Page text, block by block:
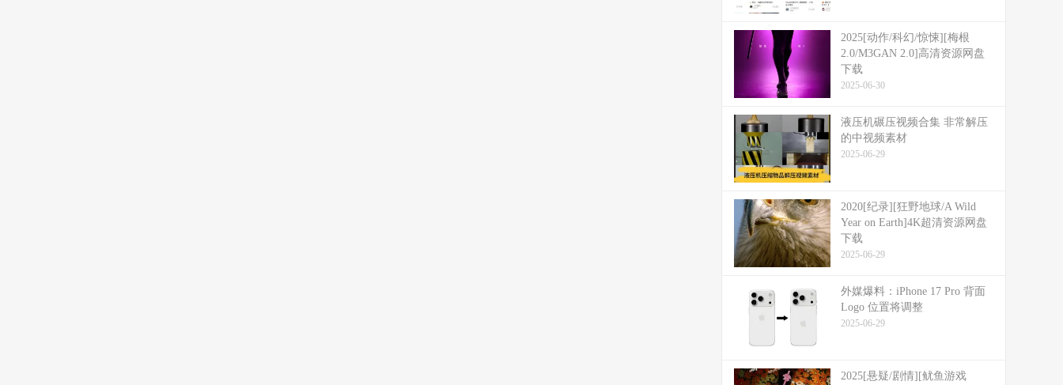
2025[动作/科幻/惊悚][梅根
2.0/M3GAN 2.0]高清资源网盘
下载
2025-06-30
液压机碾压视频合集 非常解压
的中视频素材
2025-06-29
2020[纪录][狂野地球/A Wild
Year on Earth]4K超清资源网盘
下载
2025-06-29
外媒爆料：​​iPhone 17 Pro 背面
Logo 位置将调整​​
2025-06-29
2025[悬疑/剧情][鱿鱼游戏